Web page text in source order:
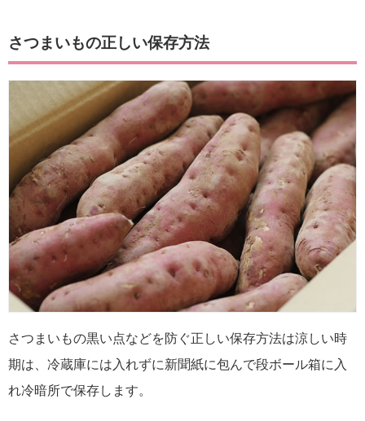
さつまいもの正しい保存方法
さつまいもの黒い点などを防ぐ正しい保存方法は涼しい時
期は、冷蔵庫には入れずに新聞紙に包んで段ボール箱に入
れ冷暗所で保存します。